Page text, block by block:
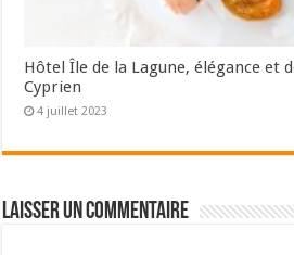
Hôtel Île de la Lagune, élégance et
Cyprien
4 juillet 2023
Laisser un commentaire